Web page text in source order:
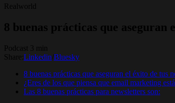
Realworld
8 buenas prácticas que aseguran
Podcast 3 min
Share: Linkedin Bluesky
8 buenas prácticas que aseguran el éxito de tus
¿Eres de los que piensa que email marketing
Las 8 buenas prácticas para newsletters son: